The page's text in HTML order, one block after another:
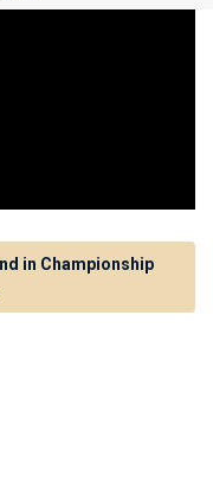
in Championship